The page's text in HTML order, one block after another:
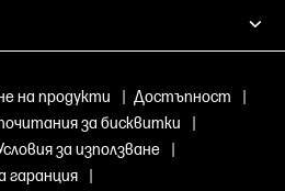
на продукти Достъпност
за бисквитки
за използване
гаранция